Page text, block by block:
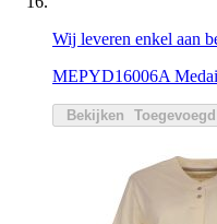
Wij leveren enkel aan
MEPYD16006A
Bekijken